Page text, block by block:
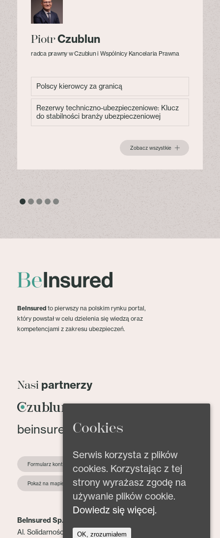
PiotrCzublun
radca prawny w Czublun i Wspólnicy Kancelaria Prawna
Polscy kierowcy za granicą
Rezerwy techniczno-ubezpieczeniowe: Klucz
do stabilności branży ubezpieczeniowej
Zobacz wszystkie
BeInsured to pierwszy na polskim rynku portal,
który powstał w celu dzielenia się wiedzą oraz
kompetencjami z zakresu ubezpieczeń.
Nasi partnerzy
beinsured@beinsured.pl
Formularz kontaktowy
Pokaż na mapie
BeInsured Sp. z o.o.
Al. Solidarności 153 lok. 2
Cookies
Serwis korzysta z plików
cookies. Korzystając z tej
strony wyrażasz zgodę na
używanie plików cookie.
Dowiedz się więcej.
OK, zrozumiałem